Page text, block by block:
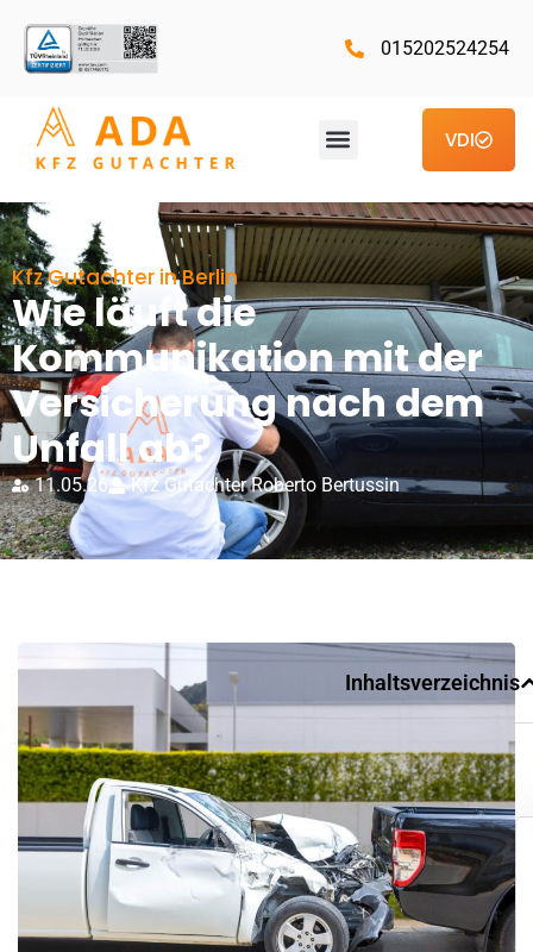
015202524254
VDI
Kfz Gutachter in Berlin
Wie läuft die
Kommunikation mit der
Versicherung nach dem
Unfall ab?
11.05.26 Kfz Gutachter Roberto Bertussin
Inhaltsverzeichnis